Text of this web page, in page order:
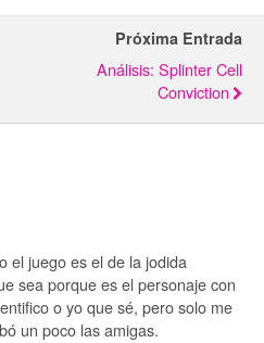
Próxima Entrada
Análisis: Splinter Cell
Conviction
el juego es el de la jodida
sea porque es el personaje con
o yo que sé, pero solo me
un poco las amigas.